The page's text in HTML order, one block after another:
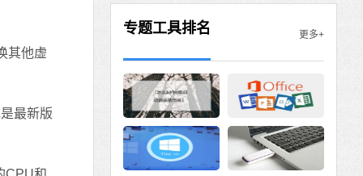
其他虚
最新版
专题工具排名 更多+